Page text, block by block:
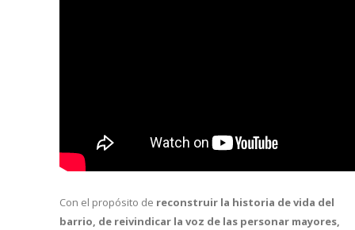
Con el propósito de reconstruir la historia de vida del
barrio, de reivindicar la voz de las personar mayores,